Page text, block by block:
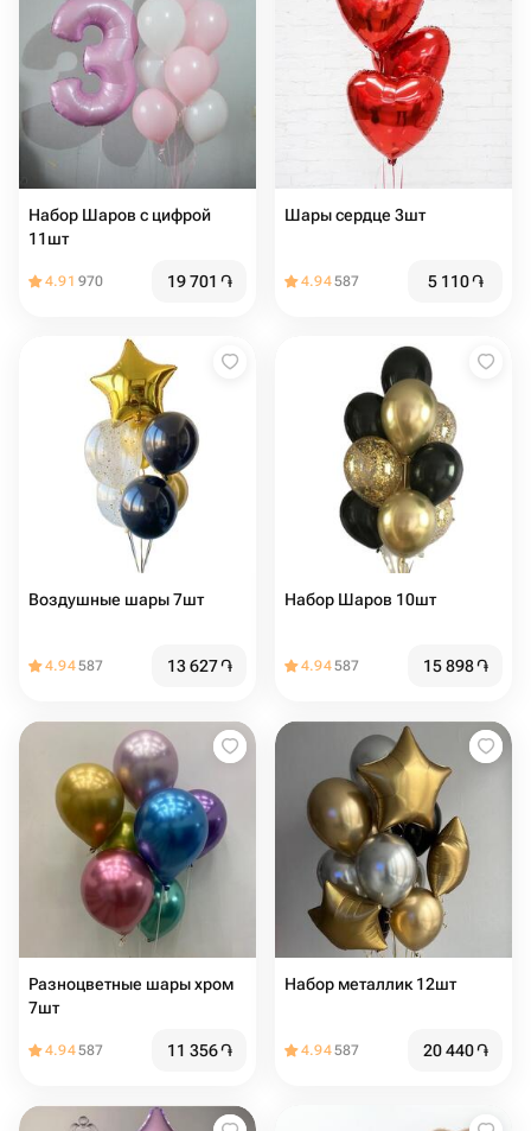
Набор Шаров с цифрой
11шт
4.91 970 19 701 ֏
Шары сердце 3шт
4.94587 5 110֏
Воздушные шары 7шт
4.94587 13 627֏
Набор Шаров 10шт
4.94587 15 898֏
Разноцветные шары хром
7шт
4.94587 11 356֏
Набор металлик 12шт
4.94587 20 440֏